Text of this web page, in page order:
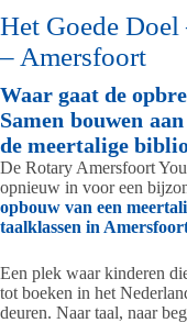
Het Goede
– Amersfoort
Waar gaat de
Samen bouwen
de meertalige
De Rotary Amersfoort
opnieuw in voor een
opbouw van een
taalklassen in
Een plek waar kinderen
tot boeken in het
deuren. Naar taal, naar